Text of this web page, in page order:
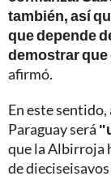
también, así
que depende
demostrar
afirmó.
En este
Paraguay será
que la Albirroja
de